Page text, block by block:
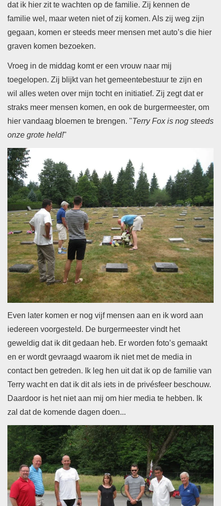
dat ik hier zit te wachten op de familie. Zij kennen de
familie wel, maar weten niet of zij komen. Als zij weg zijn
gegaan, komen er steeds meer mensen met auto’s die hier
graven komen bezoeken.
Vroeg in de middag komt er een vrouw naar mij
toegelopen. Zij blijkt van het gemeentebestuur te zijn en
wil alles weten over mijn tocht en initiatief. Zij zegt dat er
straks meer mensen komen, en ook de burgermeester, om
hier vandaag bloemen te brengen. "Terry Fox is nog steeds
onze grote held!"
Even later komen er nog vijf mensen aan en ik word aan
iedereen voorgesteld. De burgermeester vindt het
geweldig dat ik dit gedaan heb. Er worden foto’s gemaakt
en er wordt gevraagd waarom ik niet met de media in
contact ben getreden. Ik leg hen uit dat ik op de familie van
Terry wacht en dat ik dit als iets in de privésfeer beschouw.
Daardoor is het niet aan mij om hier media te hebben. Ik
zal dat de komende dagen doen...